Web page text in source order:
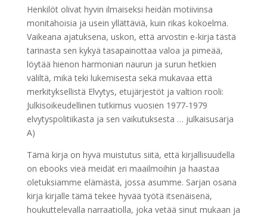
Henkilöt olivat hyvin ilmaiseksi heidän motiivinsa
monitahoisia ja usein yllättäviä, kuin rikas kokoelma.
Vaikeana ajatuksena, uskon, että arvostin e-kirja tästä
tarinasta sen kykyä tasapainottaa valoa ja pimeää,
löytää hienon harmonian naurun ja surun hetkien
väliltä, mikä teki lukemisesta sekä mukavaa että
merkityksellistä Elvytys, etujärjestöt ja valtion rooli:
Julkisoikeudellinen tutkimus vuosien 1977-1979
elvytyspolitiikasta ja sen vaikutuksesta … julkaisusarja
A)
Tämä kirja on hyvä muistutus siitä, että kirjallisuudella
on ebooks vieä meidät eri maailmoihin ja haastaa
oletuksiamme elämästä, jossa asumme. Sarjan osana
kirja kirjalle tämä tekee hyvää työtä itsenäisenä,
houkuttelevalla narraatiolla, joka vetää sinut mukaan ja